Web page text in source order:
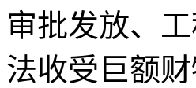
审批发放、
法收受巨额财